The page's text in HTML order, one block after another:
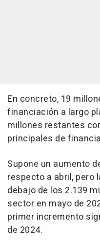
En concreto, 19
financiación a largo
millones restantes
principales de
Supone un aumento
respecto a abril, pero
debajo de los 2.139
sector en mayo de
primer incremento
de 2024.